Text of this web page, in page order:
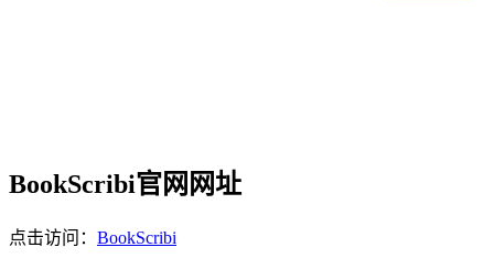
BookScribi官网网址
点击访问： BookScribi